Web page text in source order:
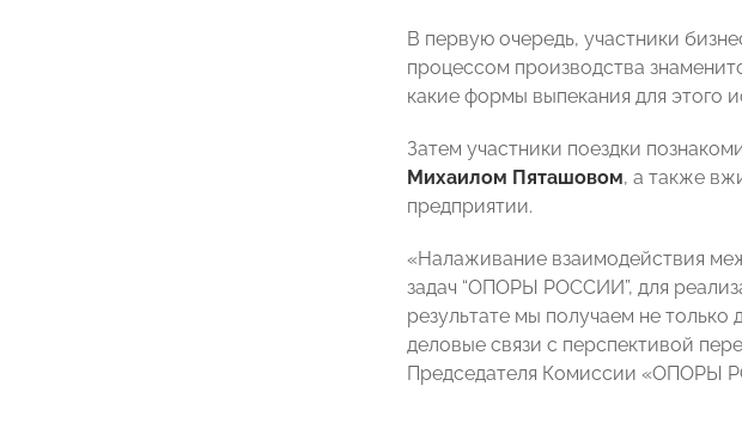
В первую очередь, участники
процессом производства
какие формы выпекания для этого
Затем участники поездки
Михаилом Пяташовом, а также
предприятии.
«Налаживание взаимодействия
задач “ОПОРЫ РОССИИ”, для
результате мы получаем не
деловые связи с перспективой
Председателя Комиссии «ОПОРЫ